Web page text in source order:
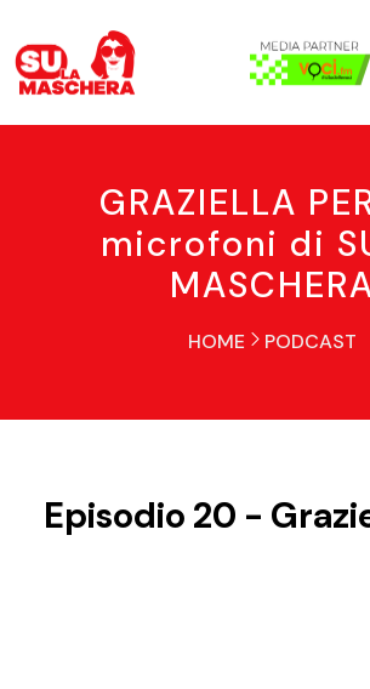
GRAZIELLA
microfoni di
HOME PODCAST
Episodio 20 -